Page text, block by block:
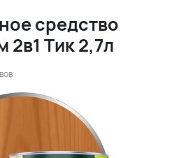
средство
Тик 2,7л